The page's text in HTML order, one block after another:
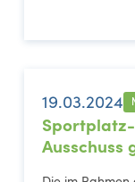
19.03.2024
Ausschuss